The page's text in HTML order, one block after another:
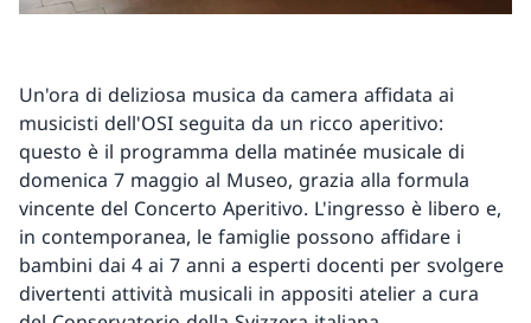
Un'ora di deliziosa musica da camera affidata ai
musicisti dell'OSI seguita da un ricco aperitivo:
questo è il programma della matinée musicale di
domenica 7 maggio al Museo, grazia alla formula
vincente del Concerto Aperitivo. L'ingresso è libero e,
in contemporanea, le famiglie possono affidare i
bambini dai 4 ai 7 anni a esperti docenti per svolgere
divertenti attività musicali in appositi atelier a cura